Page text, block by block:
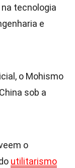
tecnologia
e
o Mohismo
sob a
o
utilitarismo